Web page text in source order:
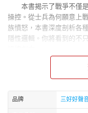
本書揭示了戰爭不僅是
操控。從士兵為何願意上
族憤怒，本書深度剖析各
隱性邏輯。你將看到的不
訊戰的技術與心理學根源
演的「全民心理戰」。
品牌 三好好聲